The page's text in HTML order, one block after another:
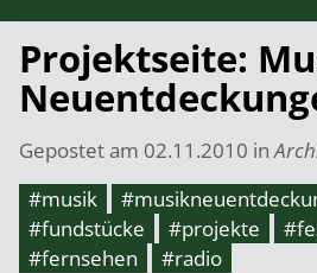
Projektseite:
Gepostet am 02.11.2010 in
#musik
#fundstücke
#projekte
#fernsehen
#radio